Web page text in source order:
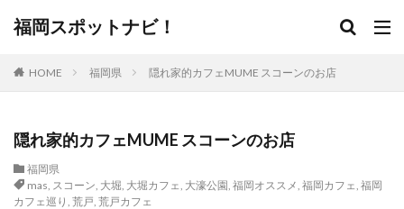
福岡スポットナビ！
HOME 福岡県 隠れ家的カフェMUME スコーンのお店
隠れ家的カフェMUME スコーンのお店
福岡県
mas, スコーン, 大堀, 大堀カフェ, 大濠公園, 福岡オススメ, 福岡カフェ, 福岡
カフェ巡り , 荒戸, 荒戸カフェ